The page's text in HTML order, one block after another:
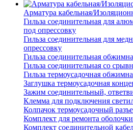
Арматура кабельная/
Гильза соединительная для
под опрессовку
Гильза соединительная для
опрессовку
Гильза соединительная
Гильза соединительная со
Гильза термоусадочная
Заглушка термоусадочная
Зажим соединительный,
Клемма для подключения
Колпачок термоусадочный
Комплект для ремонта
Комплект соединительной